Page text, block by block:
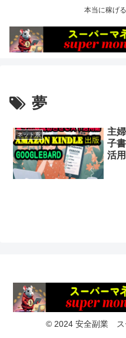
本当に稼げ
夢
ネット系
主
子
活
© 2024 安全副業 ス